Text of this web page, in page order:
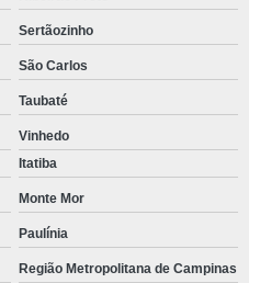
Sertãozinho
São Carlos
Taubaté
Vinhedo
Itatiba
Monte Mor
Paulínia
Região Metropolitana de Campinas